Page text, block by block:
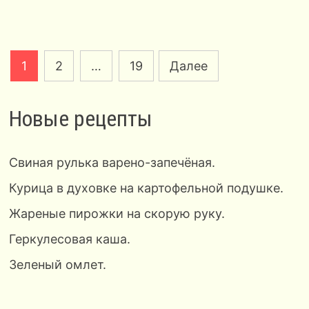
Пагинация
записей
1 2 … 19 Далее
Новые рецепты
Свиная рулька варено-запечёная.
Курица в духовке на картофельной подушке.
Жареные пирожки на скорую руку.
Геркулесовая каша.
Зеленый омлет.